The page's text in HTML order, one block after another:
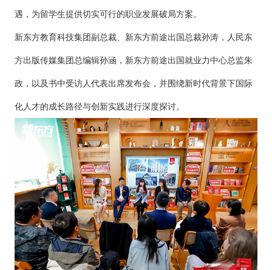
遇，为留学生提供切实可行的职业发展破局方案。
新东方教育科技集团副总裁、新东方前途出国总裁孙涛，人民东
方出版传媒集团总编辑孙涵，新东方前途出国就业力中心总监朱
政，以及书中受访人代表出席发布会，并围绕新时代背景下国际
化人才的成长路径与创新实践进行深度探讨。